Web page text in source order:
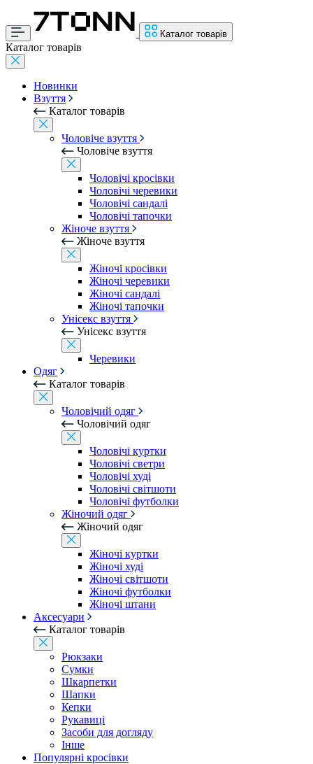
Каталог товарів
Каталог товарів
Новинки
Взуття
Каталог товарів
Чоловіче взуття
Чоловіче взуття
Чоловічі кросівки
Чоловічі черевики
Чоловічі сандалі
Чоловічі тапочки
Жіноче взуття
Жіноче взуття
Жіночі кросівки
Жіночі черевики
Жіночі сандалі
Жіночі тапочки
Унісекс взуття
Унісекс взуття
Черевики
Одяг
Каталог товарів
Чоловічий одяг
Чоловічий одяг
Чоловічі куртки
Чоловічі светри
Чоловічі худі
Чоловічі світшоти
Чоловічі футболки
Жіночий одяг
Жіночий одяг
Жіночі куртки
Жіночі худі
Жіночі світшоти
Жіночі футболки
Жіночі штани
Аксесуари
Каталог товарів
Рюкзаки
Сумки
Шкарпетки
Шапки
Кепки
Рукавиці
Засоби для догляду
Інше
Популярні кросівки